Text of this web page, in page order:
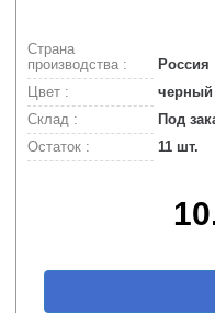
Страна
производства :
Россия
Цвет :
черный
Склад :
Под
Остаток :
11 шт.